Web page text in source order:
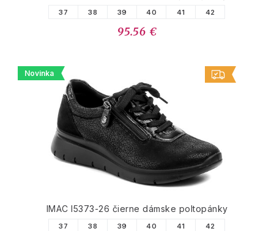
37 38 39 40 41 42
95.56 €
Novinka
IMAC I5373-26 čierne dámske poltopánky
37 38 39 40 41 42